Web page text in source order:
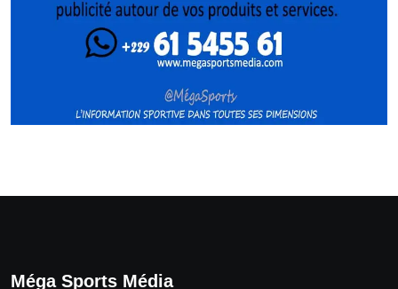
Méga Sports Média